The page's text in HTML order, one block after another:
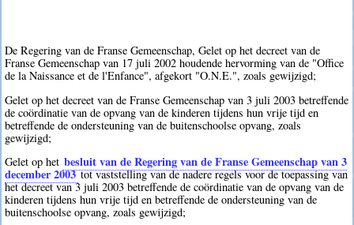
De Regering van de Franse Gemeenschap, Gelet op het decreet van de
Franse Gemeenschap van 17 juli 2002 houdende hervorming van de "Office
de la Naissance et de l'Enfance", afgekort "O.N.E.", zoals gewijzigd;
Gelet op het decreet van de Franse Gemeenschap van 3 juli 2003 betreffende
de coördinatie van de opvang van de kinderen tijdens hun vrije tijd en
betreffende de ondersteuning van de buitenschoolse opvang, zoals
gewijzigd;
Gelet op het besluit van de Regering van de Franse Gemeenschap van 3
december 2003tot vaststelling van de nadere regels voor de toepassing van
het decreet van 3 juli 2003 betreffende de coördinatie van de opvang van de
kinderen tijdens hun vrije tijd en betreffende de ondersteuning van de
buitenschoolse opvang, zoals gewijzigd;